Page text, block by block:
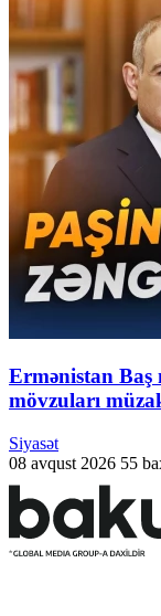
Ermənistan Baş
mövzuları
Siyasət
08 avqust 2026 55